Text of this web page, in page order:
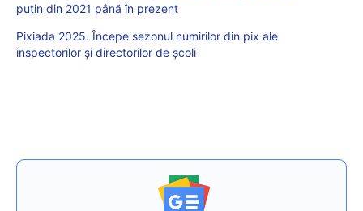
puțin din 2021 până în prezent
Pixiada 2025. Începe sezonul numirilor din pix ale
inspectorilor și directorilor de școli